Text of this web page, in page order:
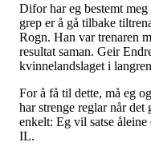
Difor har eg bestemt
grep er å gå tilbake
Rogn. Han var trenaren
resultat saman. Geir
kvinnelandslaget i
For å få til dette, må eg
har strenge reglar når
enkelt: Eg vil satse
IL.